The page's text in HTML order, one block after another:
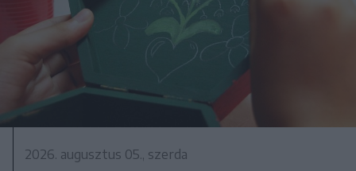
2026. augusztus 05., szerda